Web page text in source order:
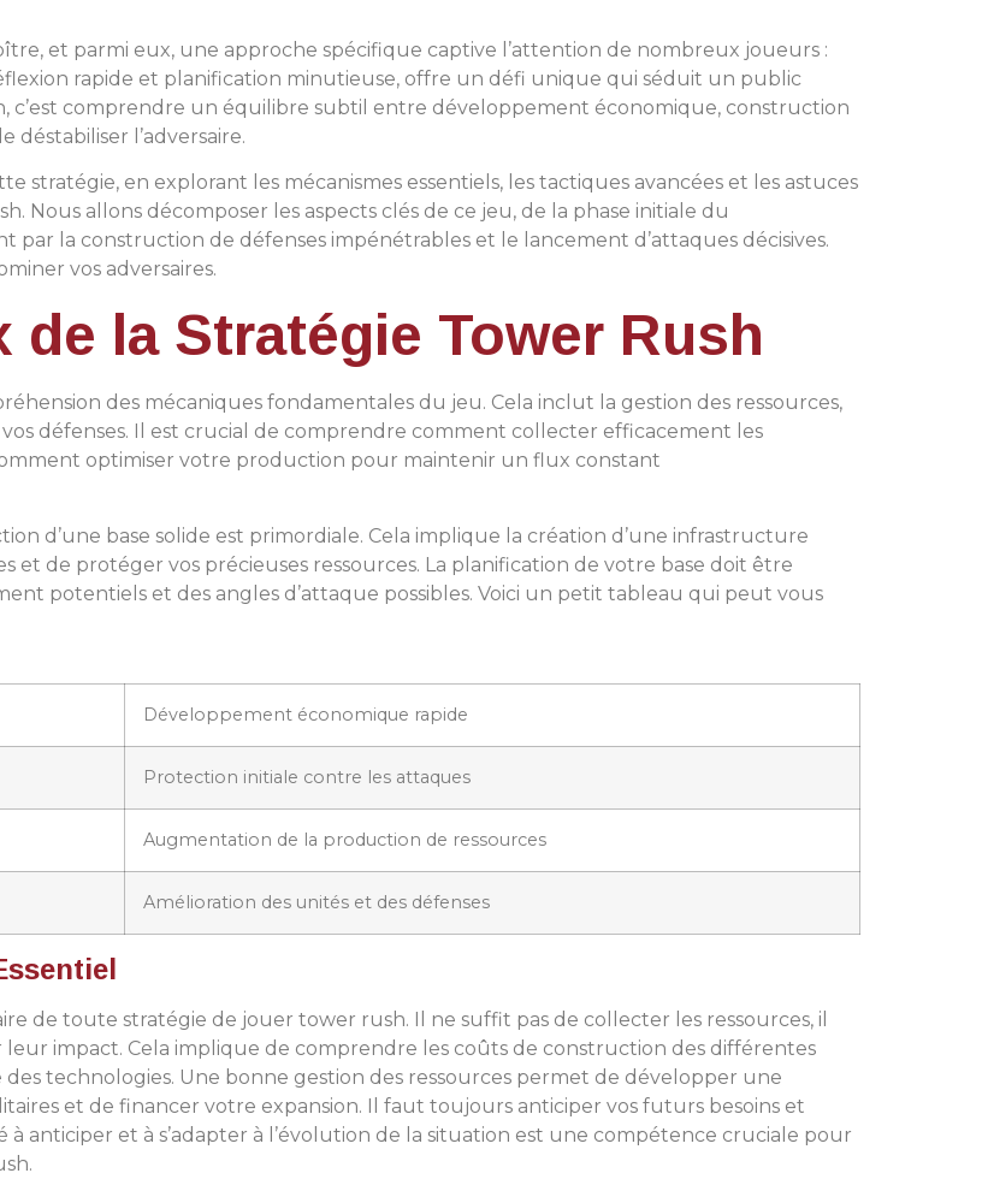
et parmi eux, une approche spécifique captive l’attention de nombreux joueurs :
rapide et planification minutieuse, offre un défi unique qui séduit un public
c’est comprendre un équilibre subtil entre développement économique, construction
déstabiliser l’adversaire.
en explorant les mécanismes essentiels, les tactiques avancées et les astuces
allons décomposer les aspects clés de ce jeu, de la phase initiale du
par la construction de défenses impénétrables et le lancement d’attaques décisives.
vos adversaires.
de la Stratégie Tower Rush
des mécaniques fondamentales du jeu. Cela inclut la gestion des ressources,
défenses. Il est crucial de comprendre comment collecter efficacement les
optimiser votre production pour maintenir un flux constant
d’une base solide est primordiale. Cela implique la création d’une infrastructure
et de protéger vos précieuses ressources. La planification de votre base doit être
potentiels et des angles d’attaque possibles. Voici un petit tableau qui peut vous
Développement économique rapide
Protection initiale contre les attaques
Augmentation de la production de ressources
Amélioration des unités et des défenses
de toute stratégie de jouer tower rush. Il ne suffit pas de collecter les ressources, il
impact. Cela implique de comprendre les coûts de construction des différentes
technologies. Une bonne gestion des ressources permet de développer une
et de financer votre expansion. Il faut toujours anticiper vos futurs besoins et
anticiper et à s’adapter à l’évolution de la situation est une compétence cruciale pour